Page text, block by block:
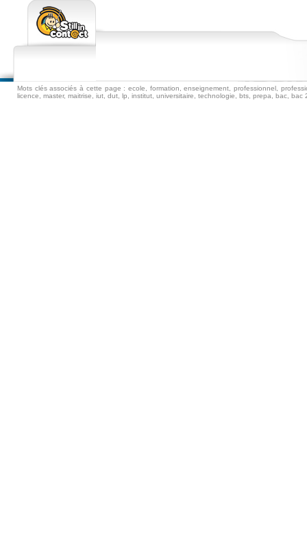
Mots clés associés à cette page : ecole, formation, enseignement, professionnel,
licence, master, maitrise, iut, dut, lp, institut, universitaire, technologie, bts, prepa, bac,